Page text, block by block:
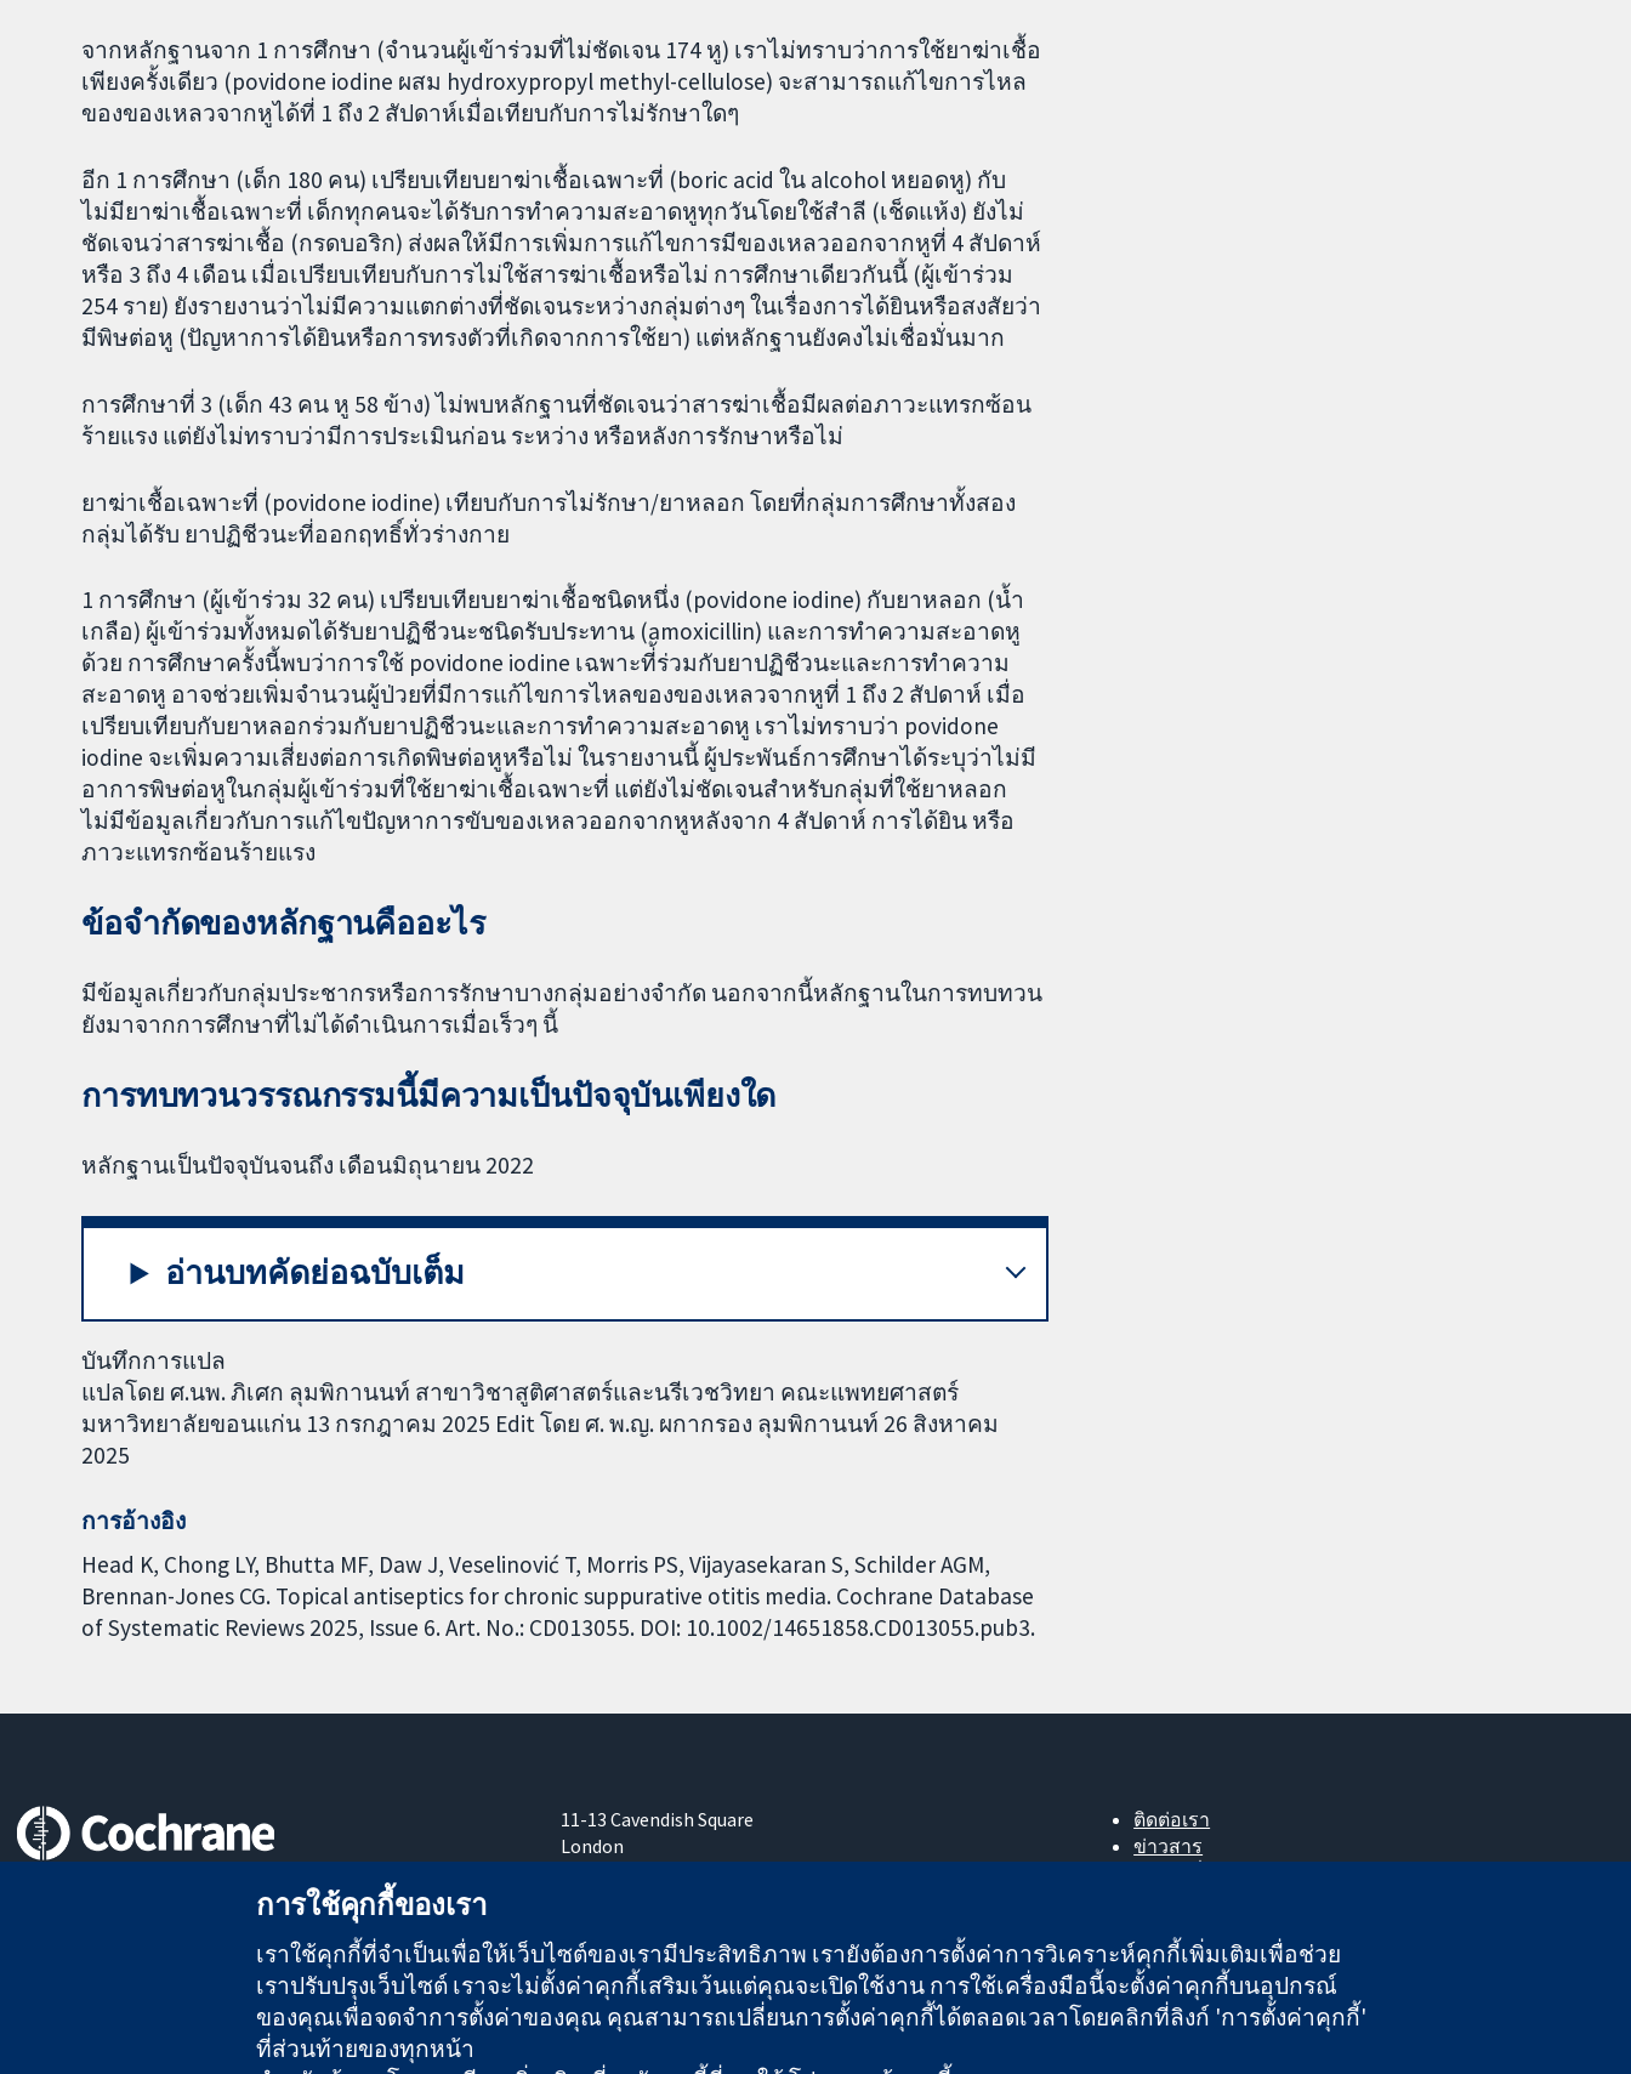
จากหลักฐานจาก 1 การศึกษา (จำนวนผู้เข้าร่วมที่ไม่ชัดเจน 174 หู) เราไม่ทราบว่าการใช้ยาฆ่าเชื้อ
เพียงครั้งเดียว (povidone iodine ผสม hydroxypropyl methyl-cellulose) จะสามารถแก้ไขการไหล
ของของเหลวจากหูได้ที่ 1 ถึง 2 สัปดาห์เมื่อเทียบกับการไม่รักษาใดๆ
อีก 1 การศึกษา (เด็ก 180 คน) เปรียบเทียบยาฆ่าเชื้อเฉพาะที่ (boric acid ใน alcohol หยอดหู) กับ
ไม่มียาฆ่าเชื้อเฉพาะที่ เด็กทุกคนจะได้รับการทำความสะอาดหูทุกวันโดยใช้สำลี (เช็ดแห้ง) ยังไม่
ชัดเจนว่าสารฆ่าเชื้อ (กรดบอริก) ส่งผลให้มีการเพิ่มการแก้ไขการมีของเหลวออกจากหูที่ 4 สัปดาห์
หรือ 3 ถึง 4 เดือน เมื่อเปรียบเทียบกับการไม่ใช้สารฆ่าเชื้อหรือไม่ การศึกษาเดียวกันนี้ (ผู้เข้าร่วม
254 ราย) ยังรายงานว่าไม่มีความแตกต่างที่ชัดเจนระหว่างกลุ่มต่างๆ ในเรื่องการได้ยินหรือสงสัยว่า
มีพิษต่อหู (ปัญหาการได้ยินหรือการทรงตัวที่เกิดจากการใช้ยา) แต่หลักฐานยังคงไม่เชื่อมั่นมาก
การศึกษาที่ 3 (เด็ก 43 คน หู 58 ข้าง) ไม่พบหลักฐานที่ชัดเจนว่าสารฆ่าเชื้อมีผลต่อภาวะแทรกซ้อน
ร้ายแรง แต่ยังไม่ทราบว่ามีการประเมินก่อน ระหว่าง หรือหลังการรักษาหรือไม่
ยาฆ่าเชื้อเฉพาะที่ (povidone iodine) เทียบกับการไม่รักษา/ยาหลอก โดยที่กลุ่มการศึกษาทั้งสอง
กลุ่มได้รับ ยาปฏิชีวนะที่ออกฤทธิ์ทั่วร่างกาย
1 การศึกษา (ผู้เข้าร่วม 32 คน) เปรียบเทียบยาฆ่าเชื้อชนิดหนึ่ง (povidone iodine) กับยาหลอก (น้ำ
เกลือ) ผู้เข้าร่วมทั้งหมดได้รับยาปฏิชีวนะชนิดรับประทาน (amoxicillin) และการทำความสะอาดหู
ด้วย การศึกษาครั้งนี้พบว่าการใช้ povidone iodine เฉพาะที่้ร่วมกับยาปฏิชีวนะและการทำความ
สะอาดหู อาจช่วยเพิ่มจำนวนผู้ป่วยที่มีการแก้ไขการไหลของของเหลวจากหูที่ 1 ถึง 2 สัปดาห์ เมื่อ
เปรียบเทียบกับยาหลอกร่วมกับยาปฏิชีวนะและการทำความสะอาดหู เราไม่ทราบว่า povidone
iodine จะเพิ่มความเสี่ยงต่อการเกิดพิษต่อหูหรือไม่ ในรายงานนี้ ผู้ประพันธ์การศึกษาได้ระบุว่าไม่มี
อาการพิษต่อหูในกลุ่มผู้เข้าร่วมที่ใช้ยาฆ่าเชื้อเฉพาะที่ แต่ยังไม่ชัดเจนสำหรับกลุ่มที่ใช้ยาหลอก
ไม่มีข้อมูลเกี่ยวกับการแก้ไขปัญหาการขับของเหลวออกจากหูหลังจาก 4 สัปดาห์ การได้ยิน หรือ
ภาวะแทรกซ้อนร้ายแรง
ข้อจำกัดของหลักฐานคืออะไร
มีข้อมูลเกี่ยวกับกลุ่มประชากรหรือการรักษาบางกลุ่มอย่างจำกัด นอกจากนี้หลักฐานในการทบทวน
ยังมาจากการศึกษาที่ไม่ได้ดำเนินการเมื่อเร็วๆ นี้
การทบทวนวรรณกรรมนี้มีความเป็นปัจจุบันเพียงใด
หลักฐานเป็นปัจจุบันจนถึง เดือนมิถุนายน 2022
อ่านบทคัดย่อฉบับเต็ม
บันทึกการแปล
แปลโดย ศ.นพ. ภิเศก ลุมพิกานนท์ สาขาวิชาสูติศาสตร์และนรีเวชวิทยา คณะแพทยศาสตร์
มหาวิทยาลัยขอนแก่น 13 กรกฎาคม 2025 Edit โดย ศ. พ.ญ. ผกากรอง ลุมพิกานนท์ 26 สิงหาคม
2025
การอ้างอิง
Head K, Chong LY, Bhutta MF, Daw J, Veselinović T, Morris PS, Vijayasekaran S, Schilder AGM,
Brennan-Jones CG. Topical antiseptics for chronic suppurative otitis media. Cochrane Database
of Systematic Reviews 2025, Issue 6. Art. No.: CD013055. DOI: 10.1002/14651858.CD013055.pub3.
11-13 Cavendish Square
London
ติดต่อเรา
ข่าวสาร
Cochrane Library
The Cochrane Collaboration เป็นองค์กรการกุศล (เลขที่ 1045921) และบริษัทจำกัดโดยการค้ำประกัน (เลขที่ 03044323) ที่จดทะเบียนในอังกฤษและเวลส์ หมายเลขจดทะเบียนภาษีมูลค่าเพิ่ม GB 718 2127 49
การใช้คุกกี้ของเรา
เราใช้คุกกี้ที่จำเป็นเพื่อให้เว็บไซต์ของเรามีประสิทธิภาพ เรายังต้องการตั้งค่าการวิเคราะห์คุกกี้เพิ่มเติมเพื่อช่วย
เราปรับปรุงเว็บไซต์ เราจะไม่ตั้งค่าคุกกี้เสริมเว้นแต่คุณจะเปิดใช้งาน การใช้เครื่องมือนี้จะตั้งค่าคุกกี้บนอุปกรณ์
ของคุณเพื่อจดจำการตั้งค่าของคุณ คุณสามารถเปลี่ยนการตั้งค่าคุกกี้ได้ตลอดเวลาโดยคลิกที่ลิงก์ 'การตั้งค่าคุกกี้'
ที่ส่วนท้ายของทุกหน้า